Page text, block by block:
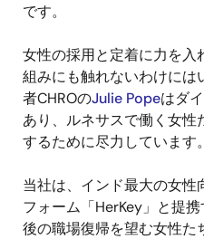
です。
女性の採用と定着に力を入
組みにも触れないわけには
者CHROのJulie Popeはダ
あり、ルネサスで働く女性
するために尽力しています。
当社は、インド最大の女性
フォーム「HerKey」と提
後の職場復帰を望む女性た